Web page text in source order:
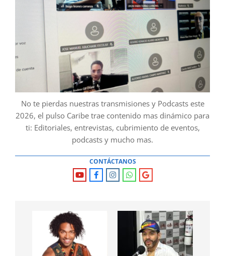
No te pierdas nuestras transmisiones y Podcasts este
2026, el pulso Caribe trae contenido mas dinámico para
ti: Editoriales, entrevistas, cubrimiento de eventos,
podcasts y mucho mas.
CONTÁCTANOS